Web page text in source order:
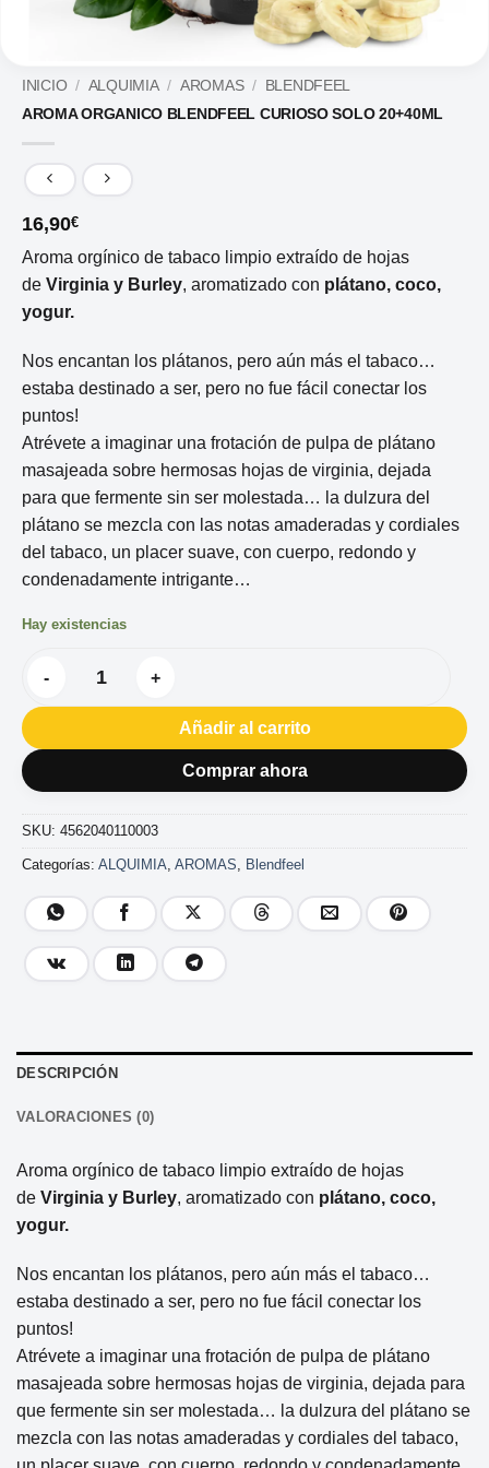
INICIO / ALQUIMIA / AROMAS / BLENDFEEL
AROMA ORGANICO BLENDFEEL CURIOSO SOLO 20+40ML
16,90€
Aroma orgínico de tabaco limpio extraído de hojas
de Virginia y Burley, aromatizado con plátano, coco,
yogur.
Nos encantan los plátanos, pero aún más el tabaco…
estaba destinado a ser, pero no fue fácil conectar los
puntos!
Atrévete a imaginar una frotación de pulpa de plátano
masajeada sobre hermosas hojas de virginia, dejada
para que fermente sin ser molestada… la dulzura del
plátano se mezcla con las notas amaderadas y cordiales
del tabaco, un placer suave, con cuerpo, redondo y
condenadamente intrigante…
Hay existencias
AROMA ORGANICO BLENDFEEL CURIOSO SOLO 20+40ML
Añadir al carrito
Comprar ahora
SKU: 4562040110003
Categorías: ALQUIMIA, AROMAS, Blendfeel
DESCRIPCIÓN
VALORACIONES (0)
Aroma orgínico de tabaco limpio extraído de hojas
de Virginia y Burley, aromatizado con plátano, coco,
yogur.
Nos encantan los plátanos, pero aún más el tabaco…
estaba destinado a ser, pero no fue fácil conectar los
puntos!
Atrévete a imaginar una frotación de pulpa de plátano
masajeada sobre hermosas hojas de virginia, dejada para
que fermente sin ser molestada… la dulzura del plátano se
mezcla con las notas amaderadas y cordiales del tabaco,